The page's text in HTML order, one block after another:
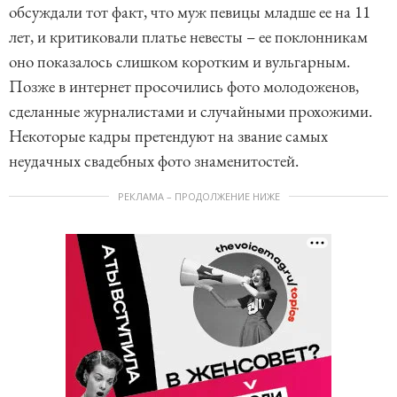
обсуждали тот факт, что муж певицы младше ее на 11
лет, и критиковали платье невесты – ее поклонникам
оно показалось слишком коротким и вульгарным.
Позже в интернет просочились фото молодоженов,
сделанные журналистами и случайными прохожими.
Некоторые кадры претендуют на звание самых
неудачных свадебных фото знаменитостей.
РЕКЛАМА – ПРОДОЛЖЕНИЕ НИЖЕ